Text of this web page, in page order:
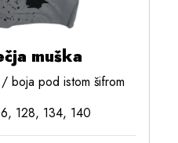
muška
boja pod istom šifrom
128, 134, 140